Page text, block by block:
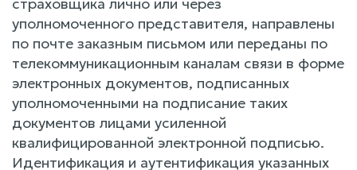
уполномоченного представителя, направлены
по почте заказным письмом или переданы по
телекоммуникационным каналам связи в форме
электронных документов, подписанных
уполномоченными на подписание таких
документов лицами усиленной
квалифицированной электронной подписью.
Идентификация и аутентификация указанных